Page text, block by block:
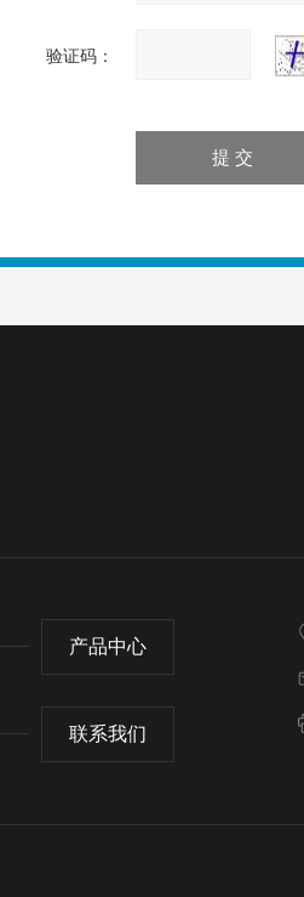
验证码：
产品中心
联系我们